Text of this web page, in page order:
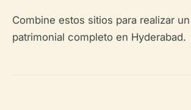
Combine estos sitios para realizar
patrimonial completo en Hyderabad.